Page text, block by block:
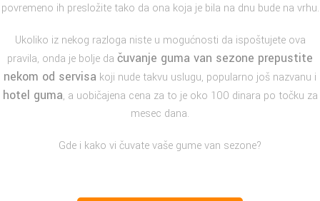
povremeno ih presložite tako da ona koja je bila na dnu bude na vrhu.
Ukoliko iz nekog razloga niste u mogućnosti da ispoštujete ova
pravila, onda je bolje da čuvanje guma van sezone prepustite
nekom od servisa koji nude takvu uslugu, popularno još nazvanu i
hotel guma, a uobičajena cena za to je oko 100 dinara po točku za
mesec dana.
Gde i kako vi čuvate vaše gume van sezone?